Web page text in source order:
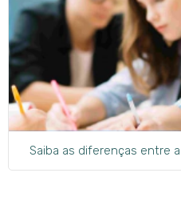
Saiba as diferenças entre